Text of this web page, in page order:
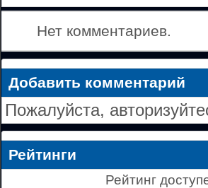
Нет комментариев.
Добавить комментарий
Пожалуйста,
Рейтинги
Рейтинг